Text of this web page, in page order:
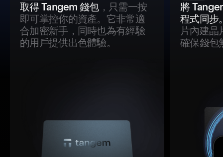
取得 Tangem 錢包，只需一按
即可掌控你的資產。它非常適
合加密新手，同時也為有經驗
的用戶提供出色體驗。
將
程式同步
片內建晶
確保錢包